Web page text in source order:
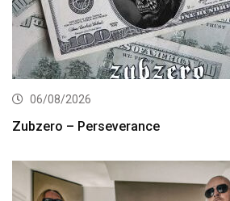
06/08/2026
Zubzero – Perseverance